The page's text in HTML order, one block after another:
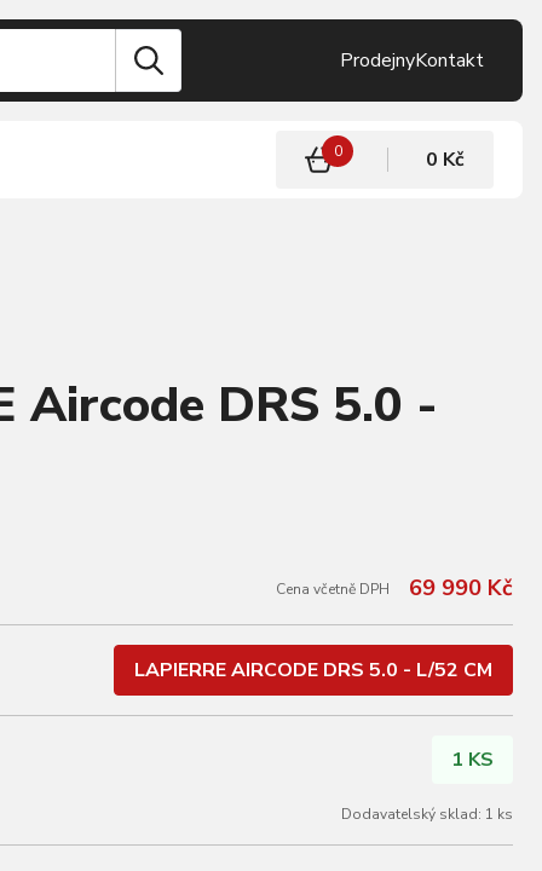
ProdejnyKontakt
0 0 Kč
Aircode DRS 5.0 -
Cena včetně DPH 69 990 Kč
LAPIERRE AIRCODE DRS 5.0 - L/52 CM
1 KS
Dodavatelský sklad: 1 ks